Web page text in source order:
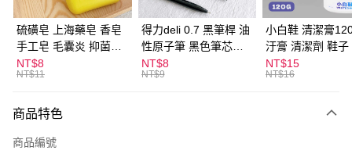
悠遊付
ATM付款
全家取貨付款
每筆NT$60，滿NT$599(含以上)免運費
硫磺皂 上海藥皂 香皂
手工皂 毛囊炎 抑菌除
蟎 清潔護膚 去油去痘
寵物皮膚病 狗狗貓咪
NT$8
NT$11
得力deli 0.7 黑筆桿 油
性原子筆 黑色筆芯
S304
NT$8
NT$9
小白鞋 清潔膏
汙膏 清潔劑 鞋子
漬 白皮鞋 鞋油
NT$15
NT$16
商品特色
商品編號